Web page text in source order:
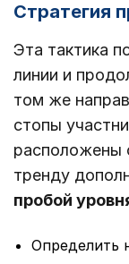
Стратегия
Эта тактика
линии и
том же
стопы
расположены
тренду
пробой
Определить